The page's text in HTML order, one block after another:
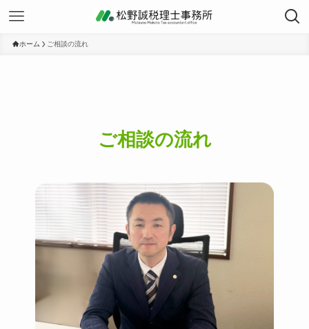
ホーム ご相談の流れ
ご相談の流れ